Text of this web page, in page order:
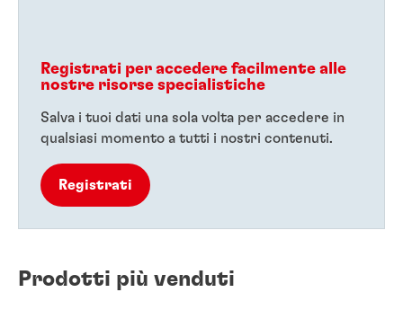
Registrati per accedere facilmente alle
nostre risorse specialistiche
Salva i tuoi dati una sola volta per accedere in
qualsiasi momento a tutti i nostri contenuti.
Registrati
Prodotti più venduti